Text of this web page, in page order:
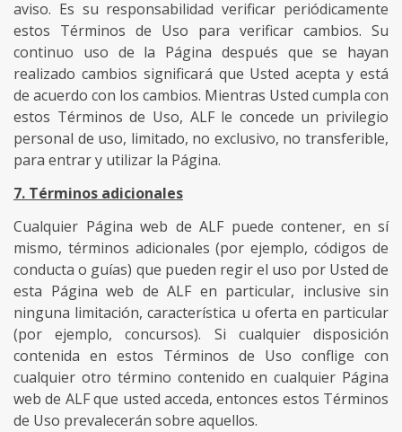
aviso. Es su responsabilidad verificar periódicamente
estos Términos de Uso para verificar cambios. Su
continuo uso de la Página después que se hayan
realizado cambios significará que Usted acepta y está
de acuerdo con los cambios. Mientras Usted cumpla con
estos Términos de Uso, ALF le concede un privilegio
personal de uso, limitado, no exclusivo, no transferible,
para entrar y utilizar la Página.
7. Términos adicionales
Cualquier Página web de ALF puede contener, en sí
mismo, términos adicionales (por ejemplo, códigos de
conducta o guías) que pueden regir el uso por Usted de
esta Página web de ALF en particular, inclusive sin
ninguna limitación, característica u oferta en particular
(por ejemplo, concursos). Si cualquier disposición
contenida en estos Términos de Uso conflige con
cualquier otro término contenido en cualquier Página
web de ALF que usted acceda, entonces estos Términos
de Uso prevalecerán sobre aquellos.